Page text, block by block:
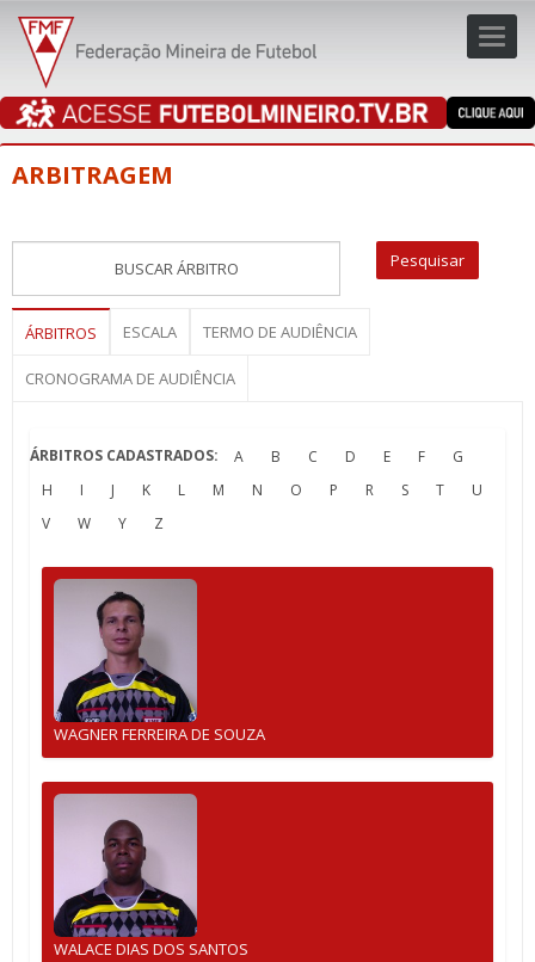
ARBITRAGEM
ÁRBITROS ESCALA TERMO DE AUDIÊNCIA
CRONOGRAMA DE AUDIÊNCIA
ÁRBITROS CADASTRADOS: A B C D E F
G
H
I J K L M N O P R S T
U
V
W Y Z
WAGNER FERREIRA DE SOUZA
WALACE DIAS DOS SANTOS